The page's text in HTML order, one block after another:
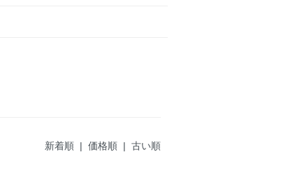
新着順 | 価格順 | 古い順